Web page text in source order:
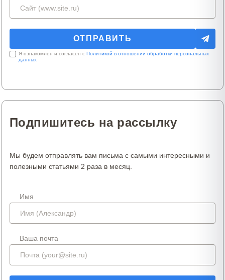
Я ознакомлен и согласен с Политикой в отношении обработки персональных
данных
Подпишитесь на рассылку
Мы будем отправлять вам письма с самыми интересными и
полезными статьями 2 раза в месяц.
Имя
Ваша почта